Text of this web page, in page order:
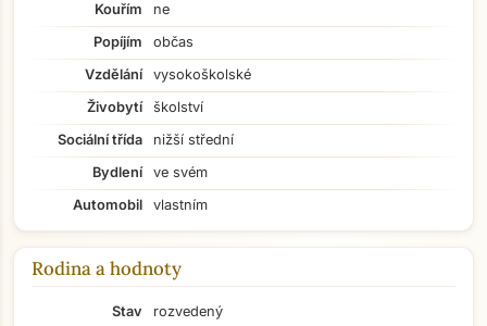
Kouřím
ne
Popíjím
občas
Vzdělání
vysokoškolské
Živobytí
školství
Sociální třída
nižší střední
Bydlení
ve svém
Automobil
vlastním
Rodina a hodnoty
Stav
rozvedený